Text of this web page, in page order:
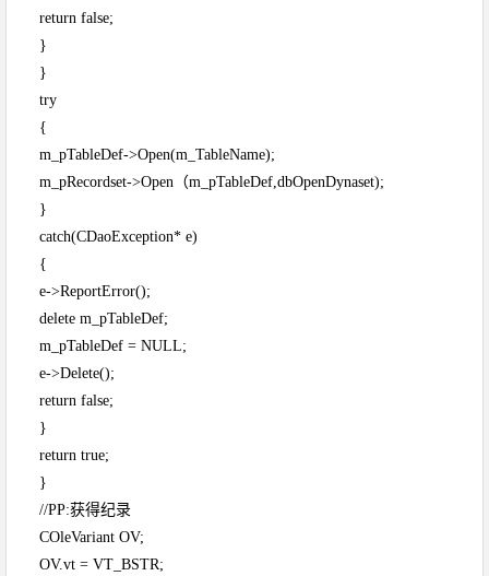
return false;
}
}
try
{
m_pTableDef->Open(m_TableName);
m_pRecordset->Open（m_pTableDef,dbOpenDynaset);
}
catch(CDaoException* e)
{
e->ReportError();
delete m_pTableDef;
m_pTableDef = NULL;
e->Delete();
return false;
}
return true;
}
//PP:获得纪录
COleVariant OV;
OV.vt = VT_BSTR;